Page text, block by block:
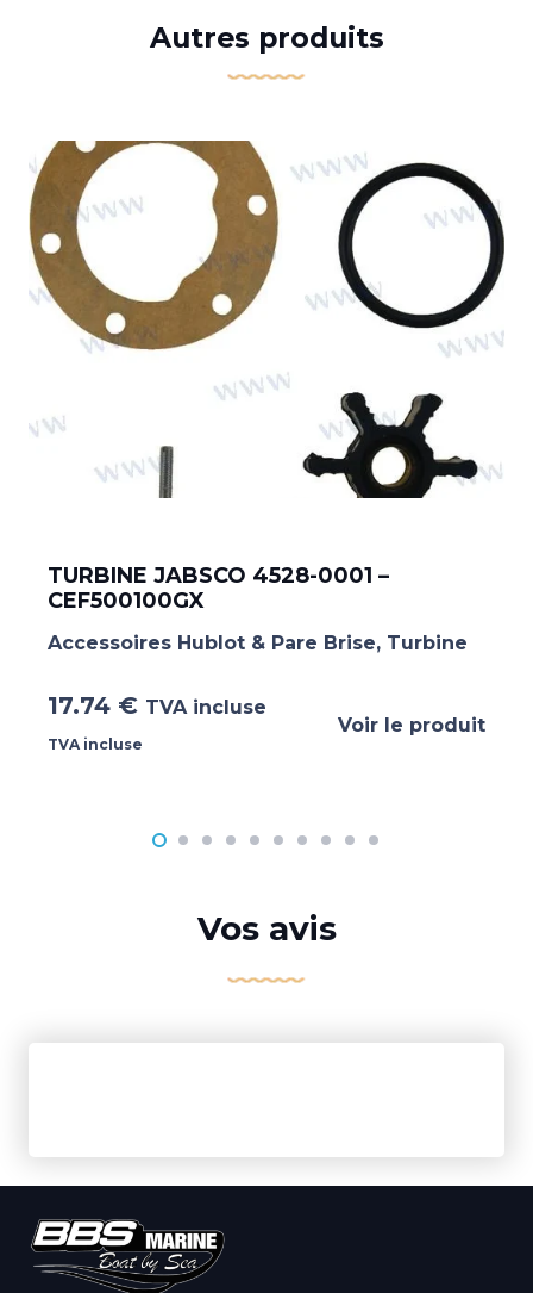
Autres produits
TURBINE JABSCO 4528-0001 –
CEF500100GX
Accessoires Hublot & Pare Brise, Turbine
17.74 € TVA incluse
TVA incluse
Voir le produit
Vos avis